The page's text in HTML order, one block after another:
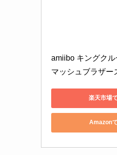
amiibo キングク
マッシュブラザー
楽天市場
Amazon